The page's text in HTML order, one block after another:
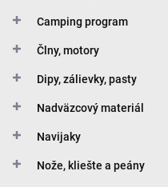
Camping program
Člny, motory
Dipy, zálievky, pasty
Nadväzcový materiál
Navijaky
Nože, kliešte a peány